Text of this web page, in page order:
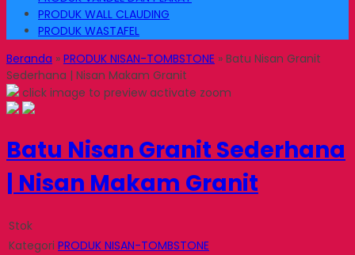
PRODUK WALL CLAUDING
PRODUK WASTAFEL
Beranda » PRODUK NISAN-TOMBSTONE » Batu Nisan Granit
Sederhana | Nisan Makam Granit
click image to preview activate zoom
Batu Nisan Granit Sederhana
| Nisan Makam Granit
Stok
Kategori PRODUK NISAN-TOMBSTONE